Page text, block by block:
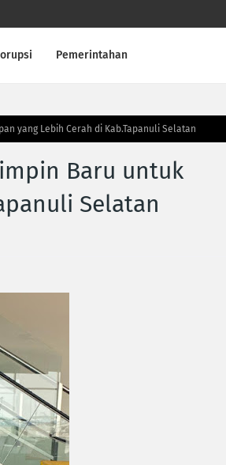
Pemerintahan
yang Lebih Cerah di Kab.Tapanuli Selatan
Baru untuk
Selatan